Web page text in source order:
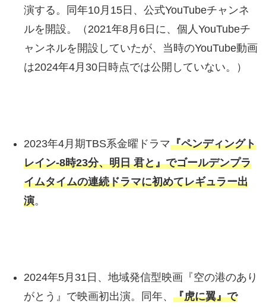
演する。同年10月15日、公式YouTubeチャンネ
ルを開設。（2021年8月6日に、個人YouTubeチ
ャンネルを開設していたが、当時のYouTube動画
は2024年4月30日時点では公開していない。）
2023年4月期TBS系金曜ドラマ『ペンディングト
レイン-8時23分、明日 君と』でゴールデンプラ
イムタイムの連続ドラマに初めてレギュラー出
演。
2024年5月31日、地域発信型映画『空の港のあり
がとう』で映画初出演。同年、 『虎に翼』で